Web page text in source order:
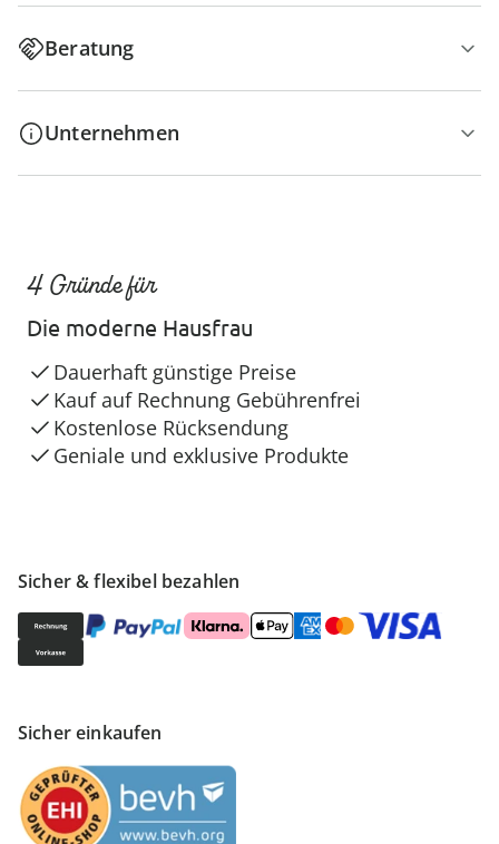
Beratung
Unternehmen
Sicher & flexibel bezahlen
Sicher einkaufen
4 Gründe für
Die moderne Hausfrau
Dauerhaft günstige Preise
Kauf auf Rechnung Gebührenfrei
Kostenlose Rücksendung
Geniale und exklusive Produkte